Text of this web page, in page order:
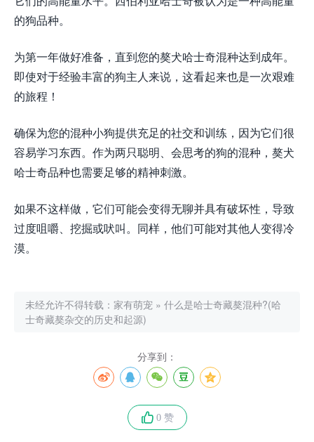
的狗品种。
为第一年做好准备，直到您的獒犬哈士奇混种达到成年。
即使对于经验丰富的狗主人来说，这看起来也是一次艰难
的旅程！
确保为您的混种小狗提供充足的社交和训练，因为它们很
容易学习东西。作为两只聪明、会思考的狗的混种，獒犬
哈士奇品种也需要足够的精神刺激。
如果不这样做，它们可能会变得无聊并具有破坏性，导致
过度咀嚼、挖掘或吠叫。同样，他们可能对其他人变得冷
漠。
未经允许不得转载： 家有萌宠 » 什么是哈士奇藏獒混种?(哈
士奇藏獒杂交的历史和起源)
分享到：
0 赞